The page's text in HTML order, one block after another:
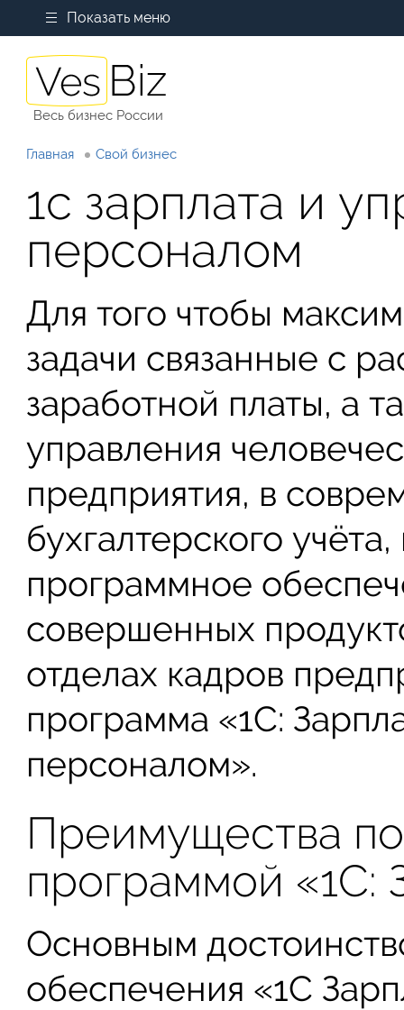
Показать меню
Весь бизнес России
Главная Свой бизнес
1с зарплата и
персоналом
Для того чтобы
задачи связанные с
заработной платы, а
управления
предприятия, в
бухгалтерского
программное
совершенных
отделах кадров
программа «1С:
персоналом».
Преимущества
программой «1С:
Основным
обеспечения «1С